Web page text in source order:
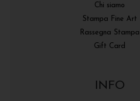
Chi siamo
Stampa Fine Art
Rassegna Stampa
Gift Card
INFO